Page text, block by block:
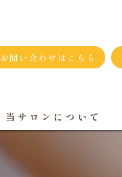
お問い合わせはこちら
当サロンについて
シンプルネイル